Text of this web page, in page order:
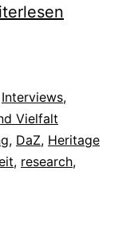
Interviews,
Vielfalt
, DaZ, Heritage
, research,